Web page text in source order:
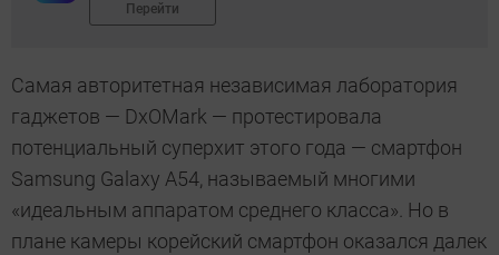
Перейти
Самая авторитетная независимая лаборатория
гаджетов — DxOMark — протестировала
потенциальный суперхит этого года — смартфон
Samsung Galaxy A54, называемый многими
«идеальным аппаратом среднего класса». Но в
плане камеры корейский смартфон оказался далек